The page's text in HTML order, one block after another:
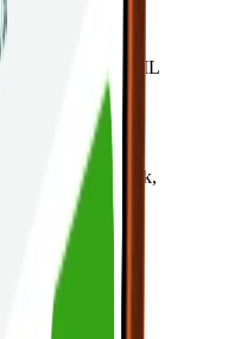
do XLSX/XML
XML
středisek,